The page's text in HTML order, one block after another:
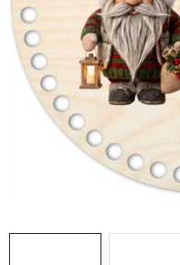
Oblíbené produkty